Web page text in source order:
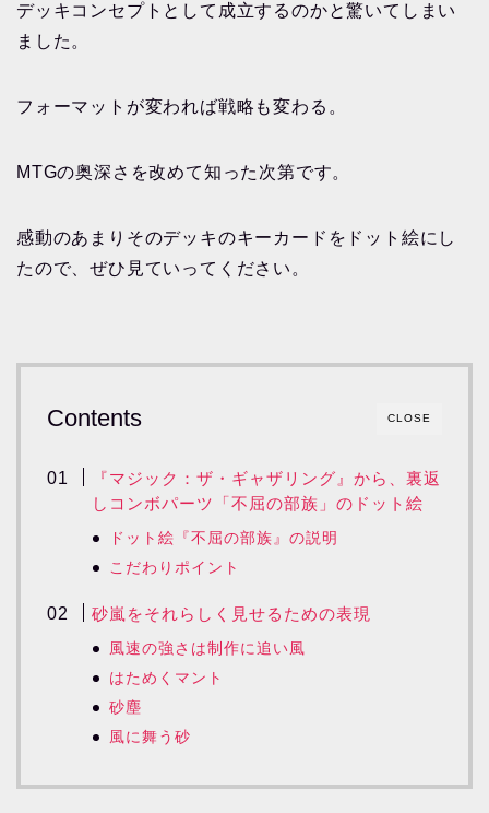
デッキコンセプトとして成立するのかと驚いてしまい
ました。
フォーマットが変われば戦略も変わる。
MTGの奥深さを改めて知った次第です。
感動のあまりそのデッキのキーカードをドット絵にし
たので、ぜひ見ていってください。
CLOSE
Contents
『マジック：ザ・ギャザリング』から、裏返
しコンボパーツ「不屈の部族」のドット絵
ドット絵『不屈の部族』の説明
こだわりポイント
砂嵐をそれらしく見せるための表現
風速の強さは制作に追い風
はためくマント
砂塵
風に舞う砂